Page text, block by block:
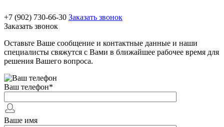
+7 (902) 730-66-30 Заказать звонок
Заказать звонок
Оставьте Ваше сообщение и контактные данные и наши
специалисты свяжутся с Вами в ближайшее рабочее время для
решения Вашего вопроса.
Ваш телефон*
Ваше имя